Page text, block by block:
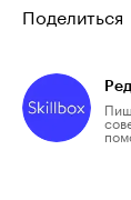
Поделиться